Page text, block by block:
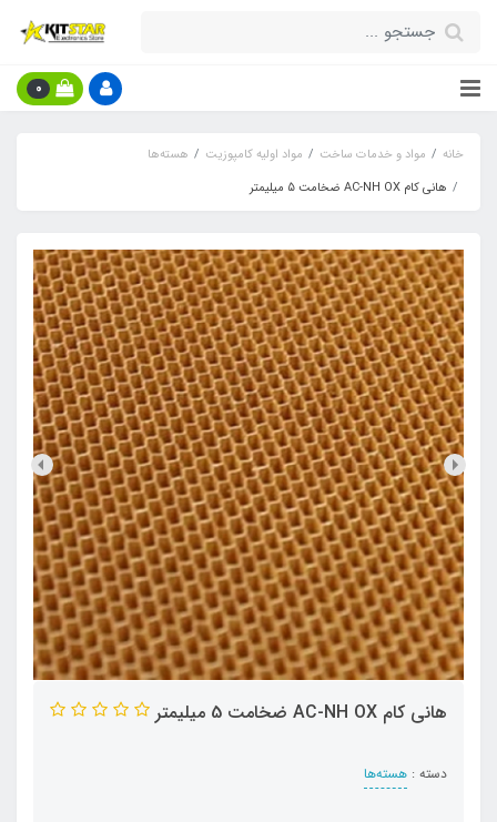
0
خانه مواد و خدمات ساخت مواد اولیه کامپوزیت
هسته‌ها
هانی کام AC-NH OX ضخامت 5 میلیمتر
هانی کام AC-NH OX ضخامت 5 میلیمتر
دسته : هسته‌ها